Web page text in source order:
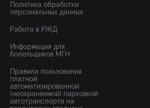
Политика обработки
персональных данных
Работа в РЖД
Информация для
болельщиков МГН
Правила пользования
платной
автоматизированной
(неохраняемой) парковкой
автотранспорта на